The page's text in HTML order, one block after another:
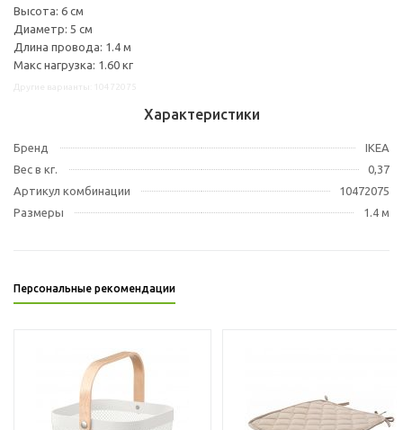
Высота: 6 см
Диаметр: 5 см
Длина провода: 1.4 м
Макс нагрузка: 1.60 кг
Характеристики
Бренд
IKEA
Вес в кг.
0,37
Артикул комбинации
10472075
Размеры
1.4 м
Персональные рекомендации